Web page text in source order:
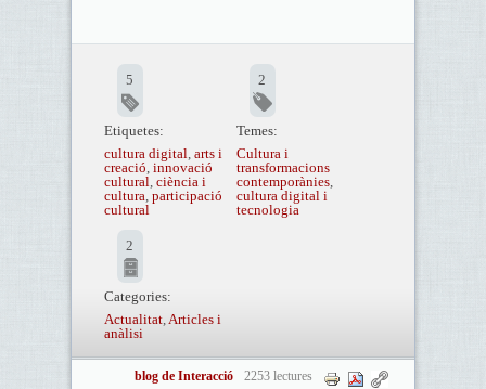
5
Etiquetes:
cultura digital, arts i
creació, innovació
cultural, ciència i
cultura, participació
cultural
2
Temes:
Cultura i
transformacions
contemporànies,
cultura digital i
tecnologia
2
Categories:
Actualitat,Articles i
anàlisi
blog de Interacció 2253 lectures